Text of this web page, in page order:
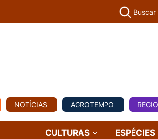
COMERCIAL AGROVIAGENS
Buscar
NOTÍCIAS AGROTEMPO
CULTURAS ESPÉCIES